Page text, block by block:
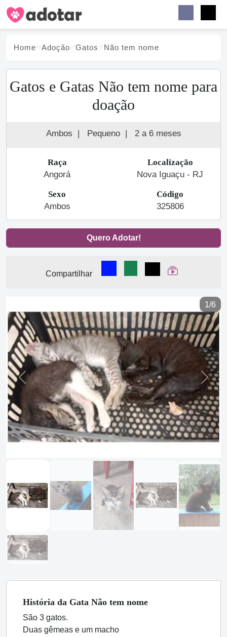
Home Adoção Gatos Não tem nome
Gatos e Gatas Não tem nome para
doação
Ambos | Pequeno | 2 a 6 meses
Raça
Angorá
Localização
Nova Iguaçu - RJ
Sexo
Ambos
Código
325806
Quero Adotar!
Compartilhar
Compartilhar no Facebook
Compartilhar no
Compartilhar
Ver Web Story
1/6
Previous Next
História da Gata Não tem nome
São 3 gatos.
Duas gêmeas e um macho